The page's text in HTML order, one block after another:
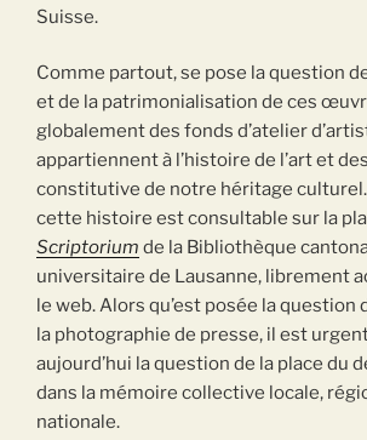
Suisse.
Comme partout, se pose la question
et de la patrimonialisation de ces
globalement des fonds d’atelier
appartiennent à l’histoire de l’art et
constitutive de notre héritage culturel.
cette histoire est consultable sur la
Scriptorium de la Bibliothèque
universitaire de Lausanne, librement
le web. Alors qu’est posée la question
la photographie de presse, il est
aujourd’hui la question de la place du
dans la mémoire collective locale,
nationale.